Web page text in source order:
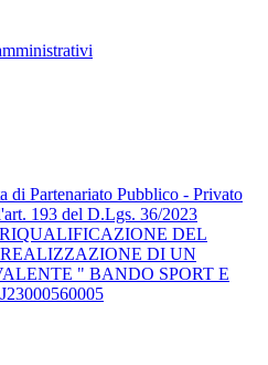
Partenariato Pubblico - Privato
193 del D.Lgs. 36/2023
DEL
REALIZZAZIONE DI UN
" BANDO SPORT E